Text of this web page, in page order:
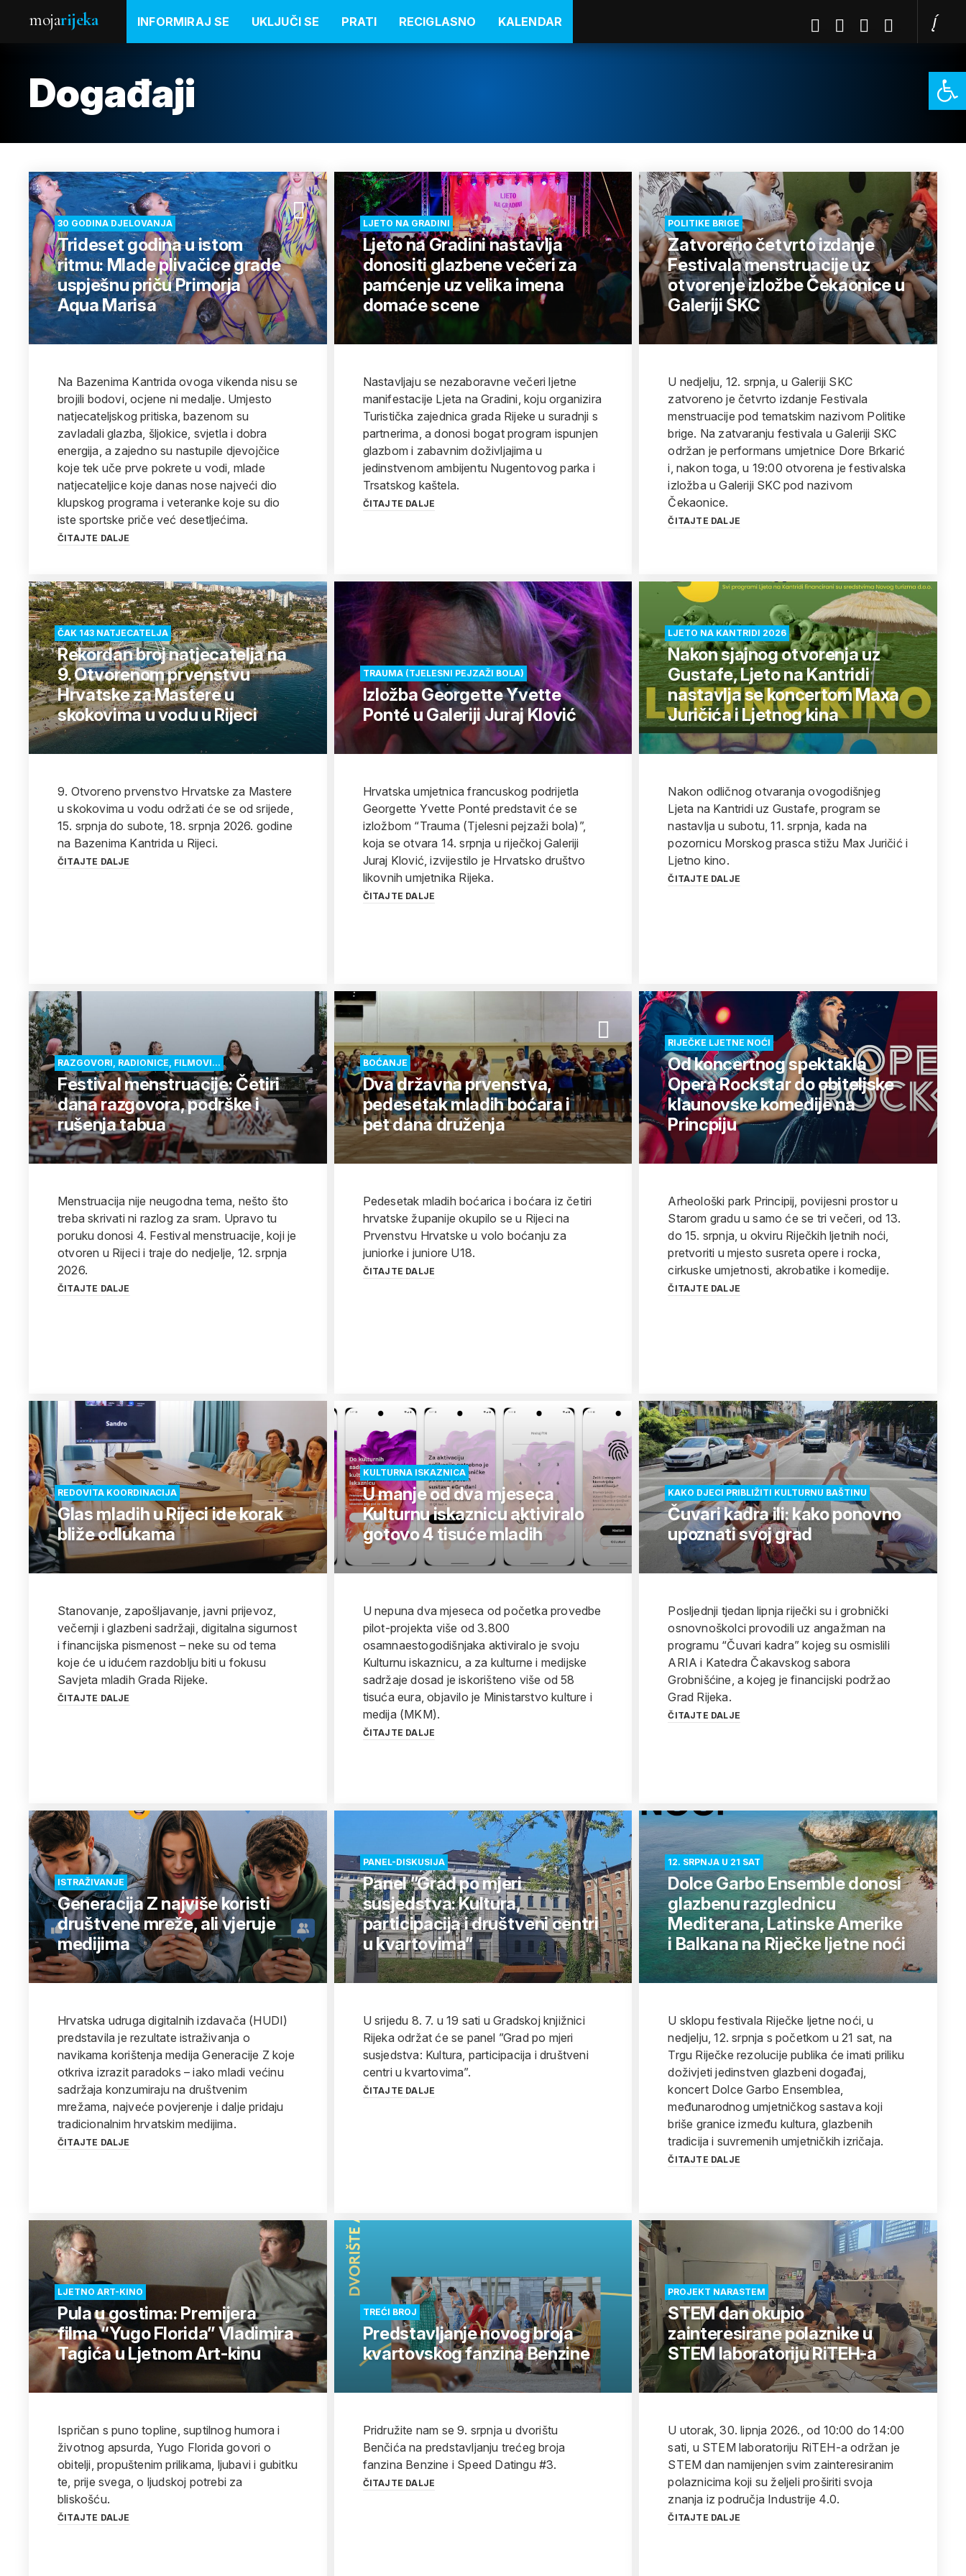
mojarijeka INFORMIRAJ SE UKLJUČI SE PRATI RECIGLASNO KALENDAR
Događaji
30 GODINA DJELOVANJA
Trideset godina u istom
ritmu: Mlade plivačice grade
uspješnu priču Primorja
Aqua Marisa
Na Bazenima Kantrida ovoga vikenda nisu se
brojili bodovi, ocjene ni medalje. Umjesto
natjecateljskog pritiska, bazenom su
zavladali glazba, šljokice, svjetla i dobra
energija, a zajedno su nastupile djevojčice
koje tek uče prve pokrete u vodi, mlade
natjecateljice koje danas nose najveći dio
klupskog programa i veteranke koje su dio
iste sportske priče već desetljećima.
ČITAJTE DALJE
LJETO NA GRADINI
Ljeto na Gradini nastavlja
donositi glazbene večeri za
pamćenje uz velika imena
domaće scene
Nastavljaju se nezaboravne večeri ljetne
manifestacije Ljeta na Gradini, koju organizira
Turistička zajednica grada Rijeke u suradnji s
partnerima, a donosi bogat program ispunjen
glazbom i zabavnim doživljajima u
jedinstvenom ambijentu Nugentovog parka i
Trsatskog kaštela.
ČITAJTE DALJE
POLITIKE BRIGE
Zatvoreno četvrto izdanje
Festivala menstruacije uz
otvorenje izložbe Čekaonice u
Galeriji SKC
U nedjelju, 12. srpnja, u Galeriji SKC
zatvoreno je četvrto izdanje Festivala
menstruacije pod tematskim nazivom Politike
brige. Na zatvaranju festivala u Galeriji SKC
održan je performans umjetnice Dore Brkarić
i, nakon toga, u 19:00 otvorena je festivalska
izložba u Galeriji SKC pod nazivom
Čekaonice.
ČITAJTE DALJE
ČAK 143 NATJECATELJA
Rekordan broj natjecatelja na
9. Otvorenom prvenstvu
Hrvatske za Mastere u
skokovima u vodu u Rijeci
9. Otvoreno prvenstvo Hrvatske za Mastere
u skokovima u vodu održati će se od srijede,
15. srpnja do subote, 18. srpnja 2026. godine
na Bazenima Kantrida u Rijeci.
ČITAJTE DALJE
TRAUMA (TJELESNI PEJZAŽI BOLA)
Izložba Georgette Yvette
Ponté u Galeriji Juraj Klović
Hrvatska umjetnica francuskog podrijetla
Georgette Yvette Ponté predstavit će se
izložbom “Trauma (Tjelesni pejzaži bola)”,
koja se otvara 14. srpnja u riječkoj Galeriji
Juraj Klović, izvijestilo je Hrvatsko društvo
likovnih umjetnika Rijeka.
ČITAJTE DALJE
LJETO NA KANTRIDI 2026
Nakon sjajnog otvorenja uz
Gustafe, Ljeto na Kantridi
nastavlja se koncertom Maxa
Juričića i Ljetnog kina
Nakon odličnog otvaranja ovogodišnjeg
Ljeta na Kantridi uz Gustafe, program se
nastavlja u subotu, 11. srpnja, kada na
pozornicu Morskog prasca stižu Max Juričić i
Ljetno kino.
ČITAJTE DALJE
RAZGOVORI, RADIONICE, FILMOVI...
Festival menstruacije: Četiri
dana razgovora, podrške i
rušenja tabua
Menstruacija nije neugodna tema, nešto što
treba skrivati ni razlog za sram. Upravo tu
poruku donosi 4. Festival menstruacije, koji je
otvoren u Rijeci i traje do nedjelje, 12. srpnja
2026.
ČITAJTE DALJE
BOĆANJE
Dva državna prvenstva,
pedesetak mladih boćara i
pet dana druženja
Pedesetak mladih boćarica i boćara iz četiri
hrvatske županije okupilo se u Rijeci na
Prvenstvu Hrvatske u volo boćanju za
juniorke i juniore U18.
ČITAJTE DALJE
RIJEČKE LJETNE NOĆI
Od koncertnog spektakla
Opera Rockstar do obiteljske
klaunovske komedije na
Princpiju
Arheološki park Principij, povijesni prostor u
Starom gradu u samo će se tri večeri, od 13.
do 15. srpnja, u okviru Riječkih ljetnih noći,
pretvoriti u mjesto susreta opere i rocka,
cirkuske umjetnosti, akrobatike i komedije.
ČITAJTE DALJE
REDOVITA KOORDINACIJA
Glas mladih u Rijeci ide korak
bliže odlukama
Stanovanje, zapošljavanje, javni prijevoz,
večernji i glazbeni sadržaji, digitalna sigurnost
i financijska pismenost – neke su od tema
koje će u idućem razdoblju biti u fokusu
Savjeta mladih Grada Rijeke.
ČITAJTE DALJE
KULTURNA ISKAZNICA
U manje od dva mjeseca
Kulturnu iskaznicu aktiviralo
gotovo 4 tisuće mladih
U nepuna dva mjeseca od početka provedbe
pilot-projekta više od 3.800
osamnaestogodišnjaka aktiviralo je svoju
Kulturnu iskaznicu, a za kulturne i medijske
sadržaje dosad je iskorišteno više od 58
tisuća eura, objavilo je Ministarstvo kulture i
medija (MKM).
ČITAJTE DALJE
KAKO DJECI PRIBLIŽITI KULTURNU BAŠTINU
Čuvari kadra ili: kako ponovno
upoznati svoj grad
Posljednji tjedan lipnja riječki su i grobnički
osnovnoškolci provodili uz angažman na
programu “Čuvari kadra” kojeg su osmislili
ARIA i Katedra Čakavskog sabora
Grobnišćine, a kojeg je financijski podržao
Grad Rijeka.
ČITAJTE DALJE
ISTRAŽIVANJE
Generacija Z najviše koristi
društvene mreže, ali vjeruje
medijima
Hrvatska udruga digitalnih izdavača (HUDI)
predstavila je rezultate istraživanja o
navikama korištenja medija Generacije Z koje
otkriva izrazit paradoks – iako mladi većinu
sadržaja konzumiraju na društvenim
mrežama, najveće povjerenje i dalje pridaju
tradicionalnim hrvatskim medijima.
ČITAJTE DALJE
PANEL-DISKUSIJA
Panel ”Grad po mjeri
susjedstva: Kultura,
participacija i društveni centri
u kvartovima”
U srijedu 8. 7. u 19 sati u Gradskoj knjižnici
Rijeka održat će se panel ”Grad po mjeri
susjedstva: Kultura, participacija i društveni
centri u kvartovima”.
ČITAJTE DALJE
12. SRPNJA U 21 SAT
Dolce Garbo Ensemble donosi
glazbenu razglednicu
Mediterana, Latinske Amerike
i Balkana na Riječke ljetne noći
U sklopu festivala Riječke ljetne noći, u
nedjelju, 12. srpnja s početkom u 21 sat, na
Trgu Riječke rezolucije publika će imati priliku
doživjeti jedinstven glazbeni događaj,
koncert Dolce Garbo Ensemblea,
međunarodnog umjetničkog sastava koji
briše granice između kultura, glazbenih
tradicija i suvremenih umjetničkih izričaja.
ČITAJTE DALJE
LJETNO ART-KINO
Pula u gostima: Premijera
filma “Yugo Florida” Vladimira
Tagića u Ljetnom Art-kinu
Ispričan s puno topline, suptilnog humora i
životnog apsurda, Yugo Florida govori o
obitelji, propuštenim prilikama, ljubavi i gubitku
te, prije svega, o ljudskoj potrebi za
bliskošću.
ČITAJTE DALJE
TREĆI BROJ
Predstavljanje novog broja
kvartovskog fanzina Benzine
Pridružite nam se 9. srpnja u dvorištu
Benčića na predstavljanju trećeg broja
fanzina Benzine i Speed Datingu #3.
ČITAJTE DALJE
PROJEKT NARASTEM
STEM dan okupio
zainteresirane polaznike u
STEM laboratoriju RiTEH-a
U utorak, 30. lipnja 2026., od 10:00 do 14:00
sati, u STEM laboratoriju RiTEH-a održan je
STEM dan namijenjen svim zainteresiranim
polaznicima koji su željeli proširiti svoja
znanja iz područja Industrije 4.0.
ČITAJTE DALJE